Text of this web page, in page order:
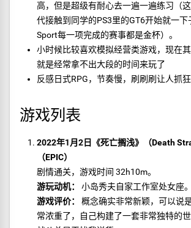
高，但是超级有耐心去一遍一遍练习（
代接触到同学的PS3里的GT6开始就一下
Sport每一项完成的赛事都是金杯）。
小时候比较喜欢模拟经营类游戏，现在其
就是经常拿不出大段的时间来玩了
反感日式RPG，节奏慢，刷刷刷让人抓狂
游戏列表
2022年1月2日《死亡搁浅》（Death
（EPIC）
剧情通关，游戏时间 32h10m。
游玩动机：
小岛秀夫自家工作室处女座。
游戏评价：
概念确实非常新颖，可以说
常浓重了，自己构建了一套非常独特的